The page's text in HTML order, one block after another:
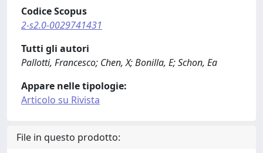
Codice Scopus
2-s2.0-0029741431
Tutti gli autori
Pallotti, Francesco; Chen, X; Bonilla, E; Schon, Ea
Appare nelle tipologie:
Articolo su Rivista
File in questo prodotto: